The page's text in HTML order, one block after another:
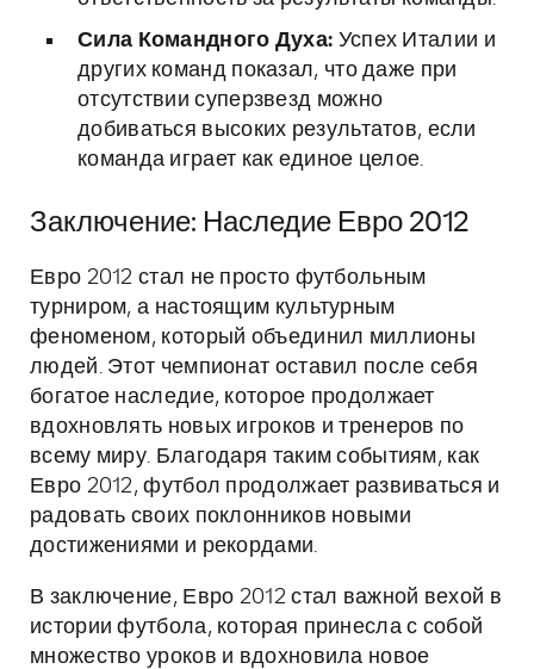
Сила Командного Духа: Успех Италии и
других команд показал, что даже при
отсутствии суперзвезд можно
добиваться высоких результатов, если
команда играет как единое целое.
Заключение: Наследие Евро 2012
Евро 2012 стал не просто футбольным
турниром, а настоящим культурным
феноменом, который объединил миллионы
людей. Этот чемпионат оставил после себя
богатое наследие, которое продолжает
вдохновлять новых игроков и тренеров по
всему миру. Благодаря таким событиям, как
Евро 2012, футбол продолжает развиваться и
радовать своих поклонников новыми
достижениями и рекордами.
В заключение, Евро 2012 стал важной вехой в
истории футбола, которая принесла с собой
множество уроков и вдохновила новое